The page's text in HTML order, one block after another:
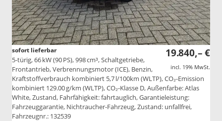
19.840,– €
incl. 19% MwSt.
sofort lieferbar
5-türig, 66 kW (90 PS), 998 cm³, Schaltgetriebe,
Frontantrieb, Verbrennungsmotor (ICE), Benzin,
Kraftstoffverbrauch kombiniert 5,7 l/100km (WLTP), CO₂-Emission
kombiniert 129.00 g/km (WLTP), CO₂-Klasse D, Außenfarbe: Atlas
White, Zustand, Fahrfähigkeit: fahrtauglich, Garantieleistung:
Fahrzeuggarantie, Nichtraucher-Fahrzeug, Zustand: unfallfrei,
Fahrzeugnr.: 132539